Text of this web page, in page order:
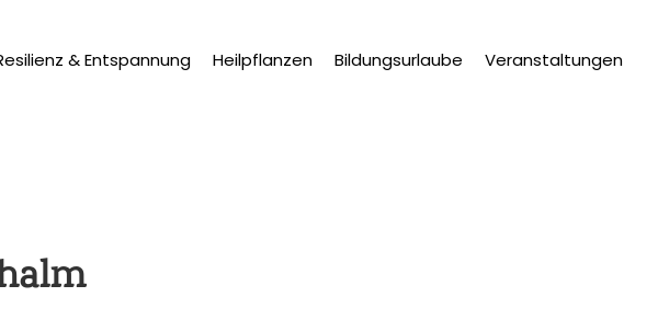
& Entspannung Heilpflanzen Bildungsurlaube Veranstaltungen